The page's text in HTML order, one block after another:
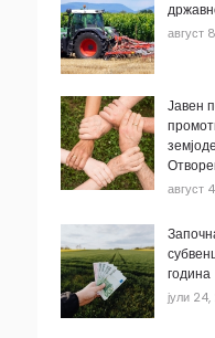
август
Јавен
август
година
јули